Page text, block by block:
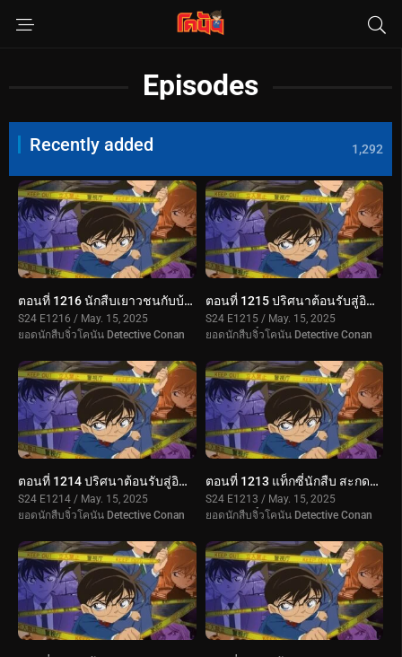
Episodes
Recently added 1,292
ตอนที่ 1216 นักสืบเยาวชนกับบ้านเก่าที่ใฝ่ฝัน
S24 E1216 / May. 15, 2025
ยอดนักสืบจิ๋วโคนัน Detective Conan
ตอนที่ 1215 ปริศนาต้อนรับสู่อิชิคาวะ (ตอนจบ)
S24 E1215 / May. 15, 2025
ยอดนักสืบจิ๋วโคนัน Detective Conan
ตอนที่ 1214 ปริศนาต้อนรับสู่อิชิคาวะ (ตอนแรก)
S24 E1214 / May. 15, 2025
ยอดนักสืบจิ๋วโคนัน Detective Conan
ตอนที่ 1213 แท็กซี่นักสืบ สะกดรอย 2
S24 E1213 / May. 15, 2025
ยอดนักสืบจิ๋วโคนัน Detective Conan